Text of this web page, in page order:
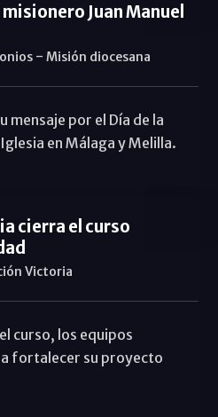
Juan Manuel
- Misión diocesana
mensaje por el Día de la
en Málaga y Melilla.
cierra el curso
Victoria
curso, los equipos
fortalecer su proyecto